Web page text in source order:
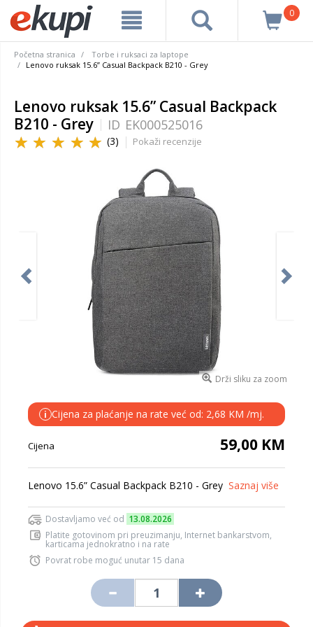
0
Početna stranica
Torbe i ruksaci za laptope
Lenovo ruksak 15.6” Casual Backpack B210 - Grey
Lenovo ruksak 15.6” Casual Backpack
B210 - Grey
ID EK000525016
(3) Pokaži recenzije
Drži sliku za zoom
i Cijena za plaćanje na rate već od: 2,68 KM /mj.
Cijena 59,00 KM
Lenovo 15.6” Casual Backpack B210 - Grey Saznaj više
Dostavljamo već od 13.08.2026
Platite gotovinom pri preuzimanju, Internet bankarstvom,
karticama jednokratno i na rate
Povrat robe moguć unutar 15 dana